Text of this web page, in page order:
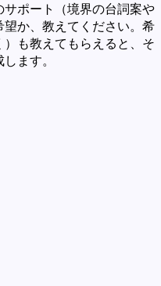
ポート（境界の台詞案や
か、教えてください。希
も教えてもらえると、そ
ます。